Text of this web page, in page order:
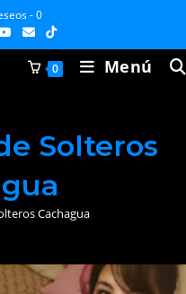
-0
0 Menú
Solteros
Cachagua